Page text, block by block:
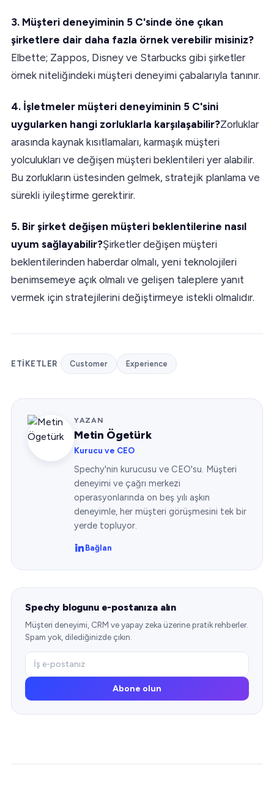
3. Müşteri deneyiminin 5 C'sinde öne çıkan
şirketlere dair daha fazla örnek verebilir misiniz?
Elbette; Zappos, Disney ve Starbucks gibi şirketler
örnek niteliğindeki müşteri deneyimi çabalarıyla tanınır.
4. İşletmeler müşteri deneyiminin 5 C'sini
uygularken hangi zorluklarla karşılaşabilir?Zorluklar
arasında kaynak kısıtlamaları, karmaşık müşteri
yolculukları ve değişen müşteri beklentileri yer alabilir.
Bu zorlukların üstesinden gelmek, stratejik planlama ve
sürekli iyileştirme gerektirir.
5. Bir şirket değişen müşteri beklentilerine nasıl
uyum sağlayabilir?Şirketler değişen müşteri
beklentilerinden haberdar olmalı, yeni teknolojileri
benimsemeye açık olmalı ve gelişen taleplere yanıt
vermek için stratejilerini değiştirmeye istekli olmalıdır.
ETIKETLER Customer Experience
YAZAN
Metin Ögetürk
Kurucu ve CEO
Spechy'nin kurucusu ve CEO'su. Müşteri
deneyimi ve çağrı merkezi
operasyonlarında on beş yılı aşkın
deneyimle, her müşteri görüşmesini tek bir
yerde topluyor.
Bağlan
Spechy blogunu e-postanıza alın
Müşteri deneyimi, CRM ve yapay zeka üzerine pratik rehberler.
Spam yok, dilediğinizde çıkın.
Abone olun